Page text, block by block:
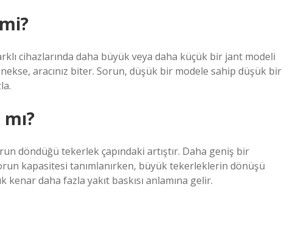
cihazlarında daha büyük veya daha küçük bir jant modeli
aracınız biter. Sorun, düşük bir modele sahip düşük bir
döndüğü tekerlek çapındaki artıştır. Daha geniş bir
kapasitesi tanımlanırken, büyük tekerleklerin dönüşü
kenar daha fazla yakıt baskısı anlamına gelir.